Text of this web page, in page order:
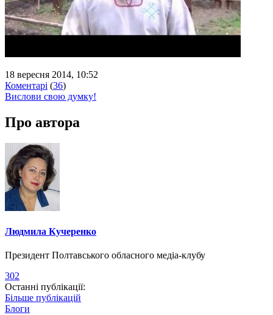
18 вересня 2014, 10:52
Коментарі (36)
Вислови свою думку!
Про автора
Людмила Кучеренко
Президент Полтавського обласного медіа-клубу
302
Останні публікації:
Більше публікацій
Блоги